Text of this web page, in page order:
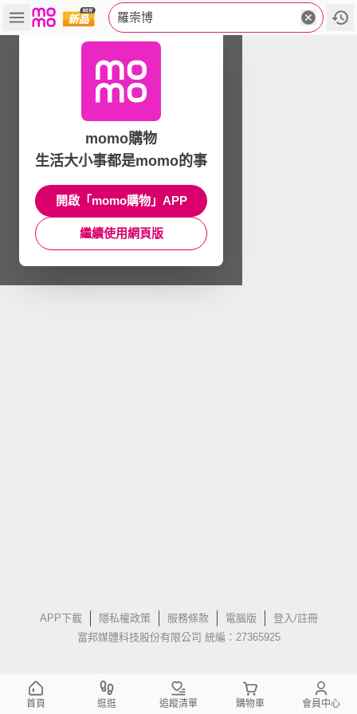
羅崇博
APP下載 隱私權政策 服務條款 電腦版
登入/註冊
富邦媒體科技股份有限公司 統編：27365925
momo購物
生活大小事都是momo的事
開啟「momo購物」APP
繼續使用網頁版
首頁 逛逛 追蹤清單 購物車 會員中心